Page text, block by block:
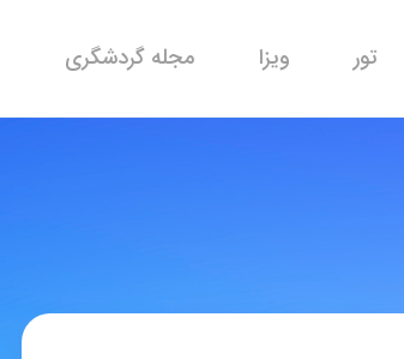
تور ویزا مجله گردشگری